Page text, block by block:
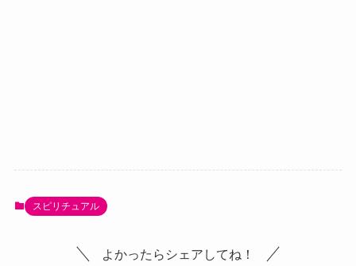
スピリチュアル
よかったらシェアしてね！